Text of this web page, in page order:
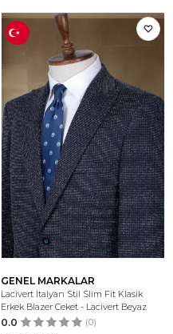
GENEL MARKALAR
Lacivert İtalyan Stil Slim Fit Klasik
Erkek Blazer Ceket - Lacivert Beyaz
0.0 (0)